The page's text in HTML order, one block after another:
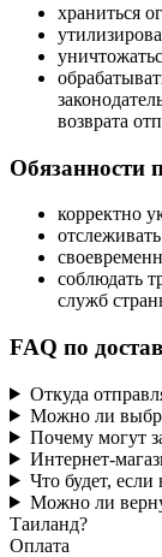
храниться
возврата
Обязанности
корректно
соблюдать
служб
FAQ по
Откуда
Можно ли
Почему могут
Интернет-
Что будет,
Можно ли
Таиланд?
Оплата